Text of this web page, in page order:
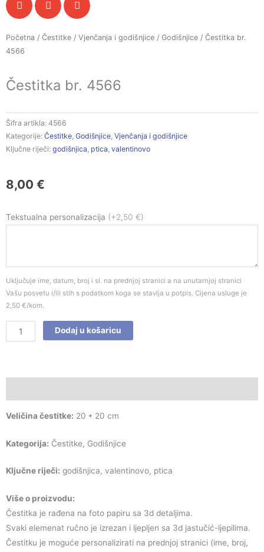
Početna / Čestitke / Vjenčanja i godišnjice / Godišnjice / Čestitka br.
4566
Čestitka br. 4566
Šifra artikla: 4566
Kategorije: Čestitke Godišnjice Vjenčanja i godišnjice
Ključne riječi: godišnjica ptica valentinovo
8,00 €
Tekstualna personalizacija (+2,50 €)
Uključuje ime, datum, broj i sl. na prednjoj stranici a na unutarnjoj stranici
Vašu posvetu i/ili stih s podatkom koga se stavlja u potpis. Cijena usluge je
2,50 €/kom.
Čestitka
Dodaj u košaricu
Veličina čestitke: 20 * 20 cm
Kategorija: Čestitke, Godišnjice
Ključne riječi: godišnjica, valentinovo, ptica
Više o proizvodu:
Čestitka je rađena na foto papiru sa 3d detaljima.
Svaki elemenat ručno je izrezan i ljepljen sa 3d jastučić-ljepilima.
Čestitku je moguće personalizirati na prednjoj stranici (ime, broj,